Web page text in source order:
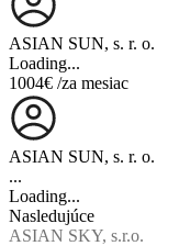
ASIAN SUN, s. r. o.
Loading...
1004€ /za mesiac
ASIAN SUN, s. r. o.
...
Loading...
Nasledujúce
ASIAN SKY, s.r.o.